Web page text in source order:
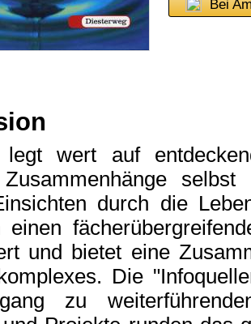
Bei
legt wert auf
durch die
einen
und bietet eine
Die
zu